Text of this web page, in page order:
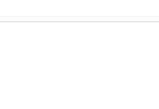
Volodymyr Zelensky
înlăturat din Iași